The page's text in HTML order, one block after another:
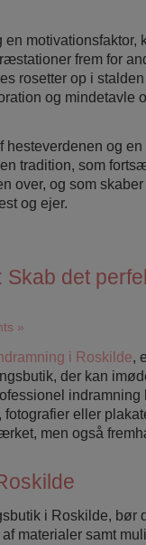
motivationsfaktor,
frem for
rosetter op i
og mindetavle
hesteverdenen og
tradition, som
over, og som
og ejer.
det
»
i Roskilde,
der kan
eller
men også
i Roskilde, bør
materialer samt